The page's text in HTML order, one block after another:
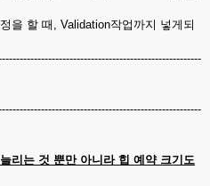
을 할 때, Validation작업까지 넣게되
리는 것 뿐만 아니라 힙 예약 크기도